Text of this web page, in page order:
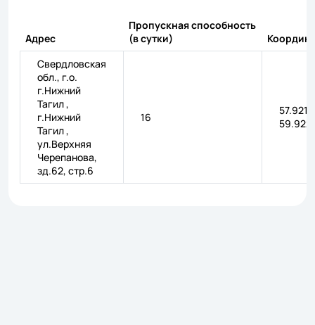
Адрес
Пропускная способность
(в сутки)
Свердловская
обл., г.о.
г.Нижний
Тагил ,
г.Нижний
Тагил ,
ул.Верхняя
Черепанова,
зд.62, стр.6
16